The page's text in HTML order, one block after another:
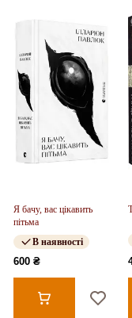
Я бачу, вас цікавить
пітьма
В наявності
600 ₴